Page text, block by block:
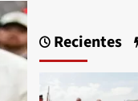
Recientes